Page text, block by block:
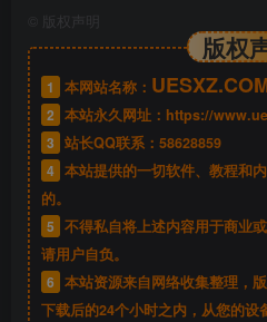
版权声明
版权
1 本网站名称：
2 本站永久网址： https://
3 站长QQ联系： 58628859
4 本站提供的一切软件、教程和
的。
5 不得私自将上述内容用于商业
请用户自负。
6 本站资源来自网络收集整理，
下载后的24个小时之内，从您的设